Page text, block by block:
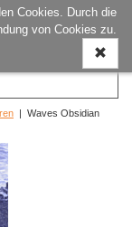
Cookies. Durch die
von Cookies zu.
ein-/
| Waves Obsidian